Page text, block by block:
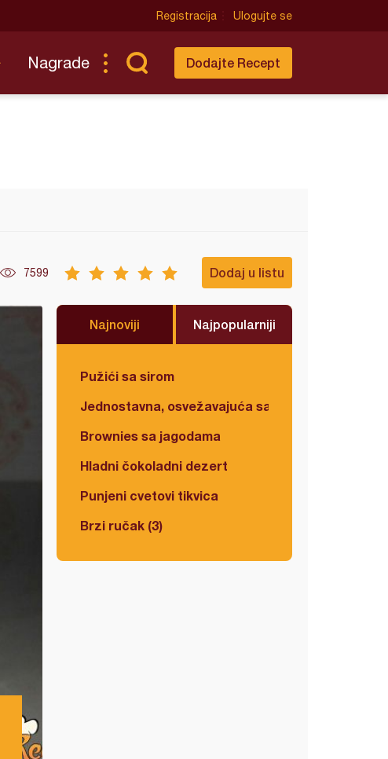
Registracija Ulogujte se
Nagrade Dodajte Recept
7599 Dodaj u listu
Najnoviji Najpopularniji
Pužići sa sirom
Jednostavna, osvežavajuća salata
Brownies sa jagodama
Hladni čokoladni dezert
Punjeni cvetovi tikvica
Brzi ručak (3)